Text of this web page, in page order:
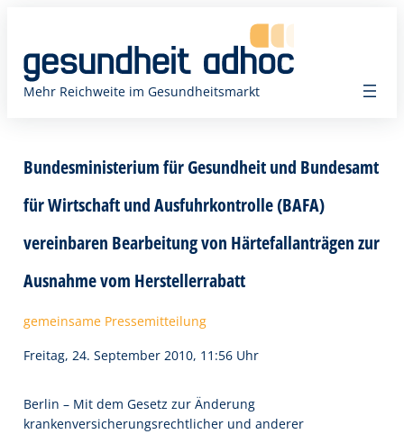
springen
Mehr Reichweite im Gesundheitsmarkt
Bundesministerium für Gesundheit und Bundesamt
für Wirtschaft und Ausfuhrkontrolle (BAFA)
vereinbaren Bearbeitung von Härtefallanträgen zur
Ausnahme vom Herstellerrabatt
gemeinsame Pressemitteilung
Freitag, 24. September 2010, 11:56 Uhr
Berlin – Mit dem Gesetz zur Änderung
krankenversicherungsrechtlicher und anderer